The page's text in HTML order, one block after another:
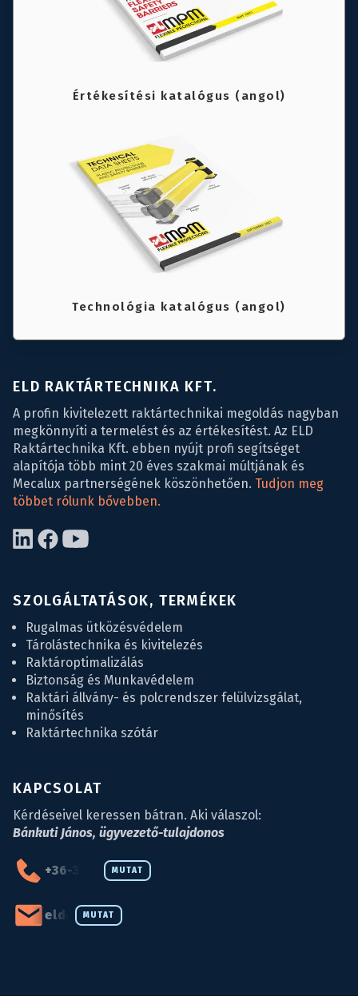
Értékesítési katalógus (angol)
Technológia katalógus (angol)
ELD RAKTÁRTECHNIKA KFT.
A profin kivitelezett raktártechnikai megoldás nagyban
megkönnyíti a termelést és az értékesítést. Az ELD
Raktártechnika Kft. ebben nyújt profi segítséget
alapítója több mint 20 éves szakmai múltjának és
Mecalux partnerségének köszönhetően. Tudjon meg
többet rólunk bővebben.
SZOLGÁLTATÁSOK, TERMÉKEK
Rugalmas ütközésvédelem
Tárolástechnika és kivitelezés
Raktároptimalizálás
Biztonság és Munkavédelem
Raktári állvány- és polcrendszer felülvizsgálat,
minősítés
Raktártechnika szótár
KAPCSOLAT
Kérdéseivel keressen bátran. Aki válaszol:
Bánkuti János, ügyvezető-tulajdonos
MUTAT
+36-34-590-027
MUTAT
eld@eld.hu